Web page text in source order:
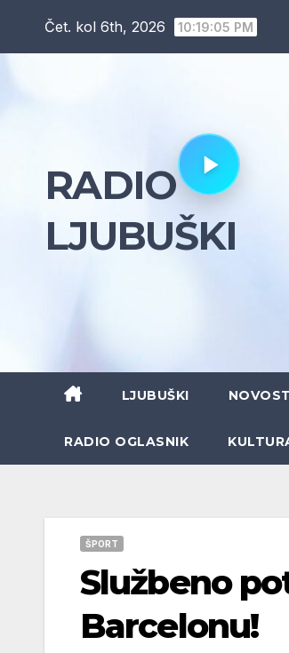
Čet. kol 6th, 2026 10:19:06 PM
RADIO
LJUBUŠKI
LJUBUŠKI
RADIO OGLASNIK
ŠPORT
Službeno
Barcelonu!